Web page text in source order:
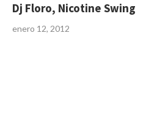
Dj Floro, Nicotine Swing
enero 12, 2012